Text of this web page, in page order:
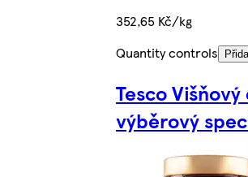
352,65 Kč/kg
Quantity controls
Tesco Višňový
výběrový